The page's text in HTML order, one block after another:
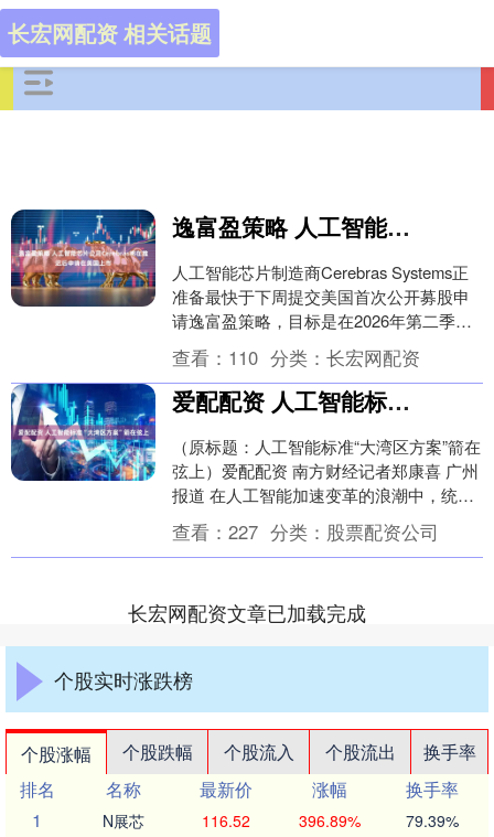
长宏网配资 相关话题
逸富盈策略 人工智能芯片公司Cerebras将在推迟后申请在美国上市
人工智能芯片制造商Cerebras Systems正
准备最快于下周提交美国首次公开募股申
请逸富盈策略，目标是在2026年第二季度
上市。 这家为人工智能工作负载开....
查看： 110 分类： 长宏网配资
爱配配资 人工智能标准“大湾区方案”箭在弦上
（原标题：人工智能标准“大湾区方案”箭在
弦上）爱配配资 南方财经记者郑康喜 广州
报道 在人工智能加速变革的浪潮中，统
一、先进、可落地的标准体系，将成为推
动技术创....
查看： 227 分类： 股票配资公司
长宏网配资文章已加载完成
个股实时涨跌榜
个股涨幅 个股跌幅 个股流入 个股流出
换手率
排名
名称 最新价 涨幅
换手率
1
N展芯 116.52 396.89% 79.39%